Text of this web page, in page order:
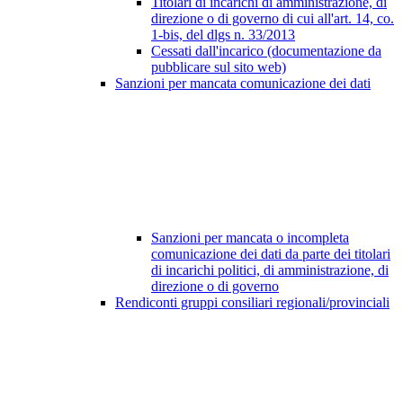
direzione o di governo di cui all'art. 14, co.
1-bis, del dlgs n. 33/2013
Cessati dall'incarico (documentazione da
pubblicare sul sito web)
Sanzioni per mancata comunicazione dei dati
Sanzioni per mancata o incompleta
comunicazione dei dati da parte dei titolari
di incarichi politici, di amministrazione, di
direzione o di governo
Rendiconti gruppi consiliari regionali/provinciali